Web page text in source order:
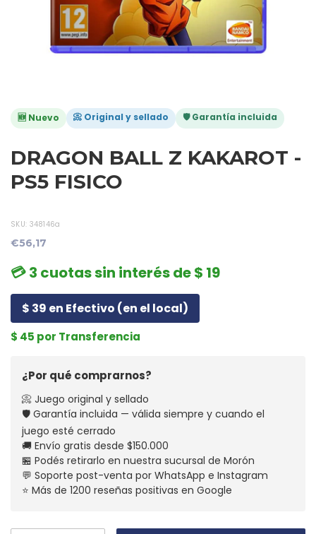
🆕 Nuevo 📀 Original y sellado 🛡️ Garantía incluida
DRAGON BALL Z KAKAROT -
PS5 FISICO
SKU: 348146a
€56,17
💳 3 cuotas sin interés de $ 19
$ 39 en Efectivo (en el local)
$ 45 por Transferencia
¿Por qué comprarnos?
📀 Juego original y sellado
🛡️ Garantía incluida — válida siempre y cuando el
juego esté cerrado
🚚 Envío gratis desde $150.000
🏪 Podés retirarlo en nuestra sucursal de Morón
💬 Soporte post-venta por WhatsApp e Instagram
⭐ Más de 1200 reseñas positivas en Google